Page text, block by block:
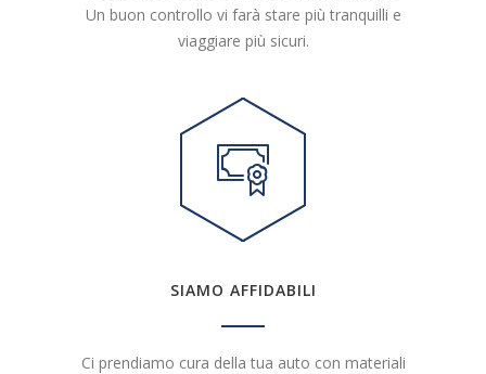
Un buon controllo vi farà stare più tranquilli e
viaggiare più sicuri.
SIAMO AFFIDABILI
Ci prendiamo cura della tua auto con materiali